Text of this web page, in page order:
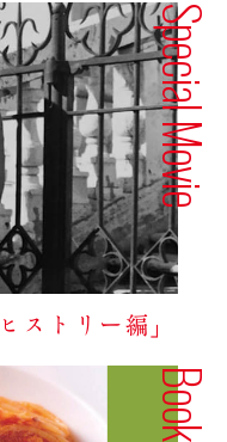
Special Movie
ストリー編」
Book